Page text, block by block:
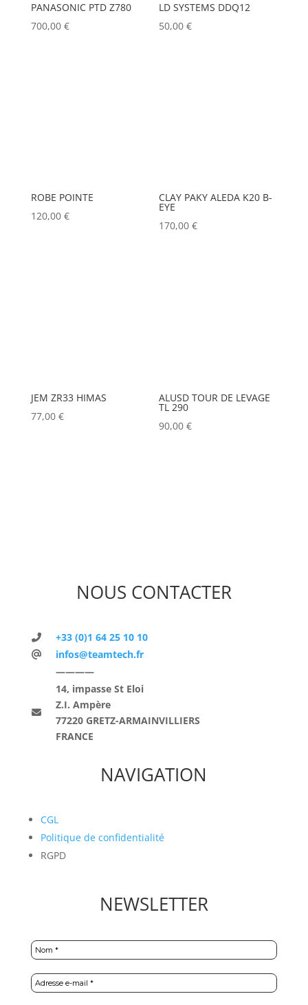
PANASONIC PTD Z780
700,00 €
LD SYSTEMS DDQ12
50,00€
ROBE POINTE
120,00 €
CLAY PAKY ALEDA K20 B-
EYE
170,00€
JEM ZR33 HIMAS
77,00 €
ALUSD TOUR DE LEVAGE
TL 290
90,00€
NOUS CONTACTER
+33 (0)1 64 25 10 10
infos@teamtech.fr
————
14, impasse St Eloi
Z.I. Ampère
77220 GRETZ-ARMAINVILLIERS
FRANCE
NAVIGATION
CGL
Politique de confidentialité
RGPD
NEWSLETTER